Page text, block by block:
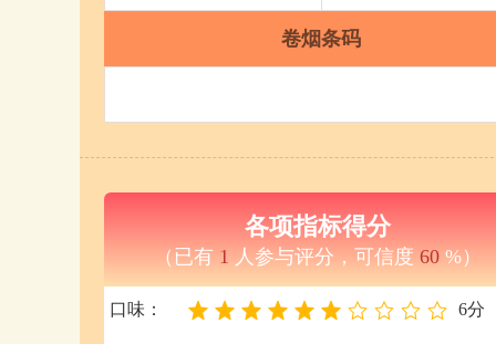
卷烟条码
各项指标得分
（已有 1 人参与评分，可信度 60 %）
口味： 6分